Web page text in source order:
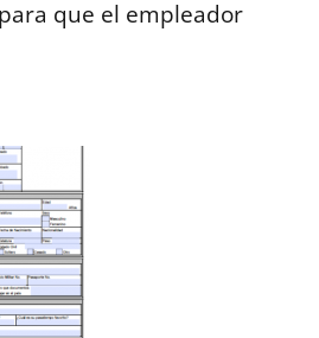
que el empleador